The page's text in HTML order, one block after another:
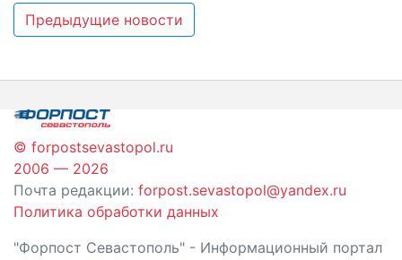
Навигация
записям
Предыдущие новости
© forpostsevastopol.ru
2006 — 2026
Почта редакции: forpost.sevastopol@yandex.ru
Политика обработки данных
"Форпост Севастополь" - Информационный портал